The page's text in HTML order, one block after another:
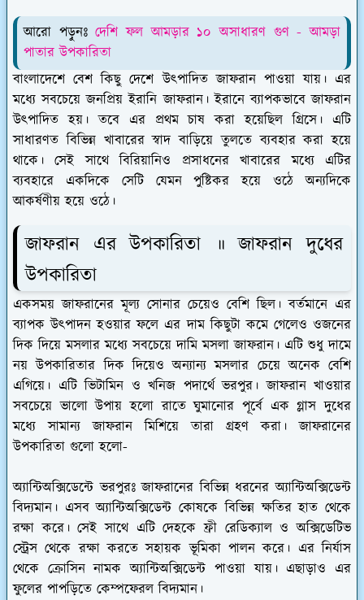
আরো পড়ুনঃদেশি ফল আমড়ার ১০ অসাধারণ গুণ - আমড়া
পাতার উপকারিতা
বাংলাদেশে বেশ কিছু দেশে উৎপাদিত জাফরান পাওয়া যায়। এর
মধ্যে সবচেয়ে জনপ্রিয় ইরানি জাফরান। ইরানে ব্যাপকভাবে জাফরান
উৎপাদিত হয়। তবে এর প্রথম চাষ করা হয়েছিল গ্রিসে। এটি
সাধারণত বিভিন্ন খাবারের স্বাদ বাড়িয়ে তুলতে ব্যবহার করা হয়ে
থাকে। সেই সাথে বিরিয়ানিও প্রসাধনের খাবারের মধ্যে এটির
ব্যবহারে একদিকে সেটি যেমন পুষ্টিকর হয়ে ওঠে অন্যদিকে
আকর্ষণীয় হয়ে ওঠে।
জাফরান এর উপকারিতা ॥ জাফরান দুধের
উপকারিতা
একসময় জাফরানের মূল্য সোনার চেয়েও বেশি ছিল। বর্তমানে এর
ব্যাপক উৎপাদন হওয়ার ফলে এর দাম কিছুটা কমে গেলেও ওজনের
দিক দিয়ে মসলার মধ্যে সবচেয়ে দামি মসলা জাফরান। এটি শুধু দামে
নয় উপকারিতার দিক দিয়েও অন্যান্য মসলার চেয়ে অনেক বেশি
এগিয়ে। এটি ভিটামিন ও খনিজ পদার্থে ভরপুর। জাফরান খাওয়ার
সবচেয়ে ভালো উপায় হলো রাতে ঘুমানোর পূর্বে এক গ্লাস দুধের
মধ্যে সামান্য জাফরান মিশিয়ে তারা গ্রহণ করা। জাফরানের
উপকারিতা গুলো হলো-
অ্যান্টিঅক্সিডেন্টে ভরপুরঃজাফরানের বিভিন্ন ধরনের অ্যান্টিঅক্সিডেন্ট
বিদ্যমান। এসব অ্যান্টিঅক্সিডেন্ট কোষকে বিভিন্ন ক্ষতির হাত থেকে
রক্ষা করে। সেই সাথে এটি দেহকে ফ্রী রেডিক্যাল ও অক্সিডেটিভ
স্ট্রেস থেকে রক্ষা করতে সহায়ক ভূমিকা পালন করে। এর নির্যাস
থেকে ক্রোসিন নামক অ্যান্টিঅক্সিডেন্ট পাওয়া যায়। এছাড়াও এর
ফুলের পাপড়িতে কেম্পফেরল বিদ্যমান।